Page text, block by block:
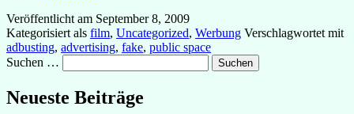
Veröffentlicht am September 8, 2009
Kategorisiert als film, Uncategorized, Werbung Verschlagwortet mit
adbusting, advertising, fake, public space
Suchen …
Neueste Beiträge